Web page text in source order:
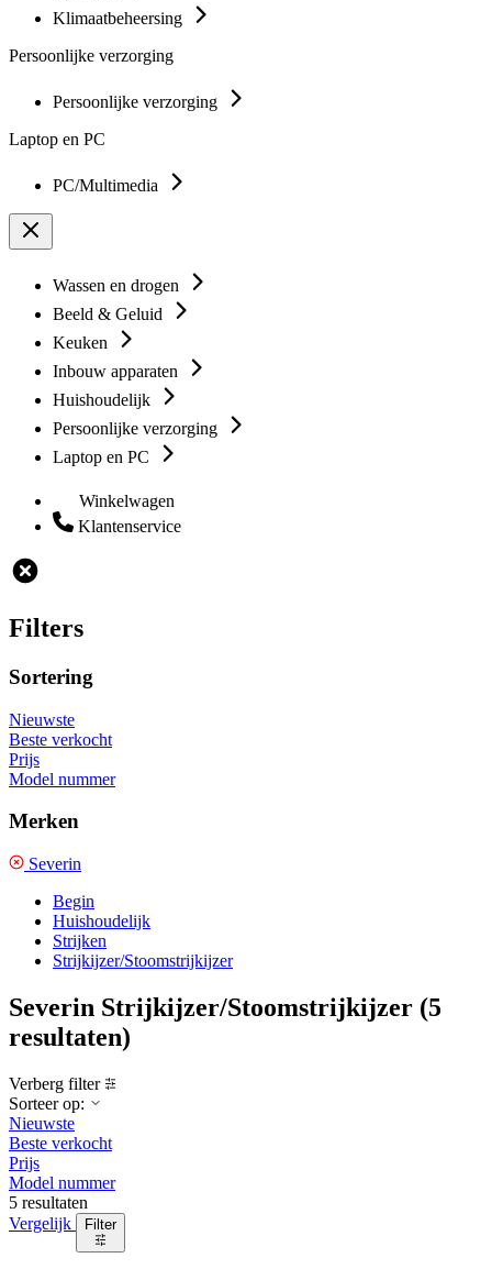
Klimaatbeheersing
Persoonlijke verzorging
Persoonlijke verzorging
Laptop en PC
PC/Multimedia
Wassen en drogen
Beeld & Geluid
Keuken
Inbouw apparaten
Huishoudelijk
Persoonlijke verzorging
Laptop en PC
Winkelwagen
Klantenservice
Filters
Sortering
Nieuwste
Beste verkocht
Prijs
Model nummer
Merken
Severin
Begin
Huishoudelijk
Strijken
Strijkijzer/Stoomstrijkijzer
Severin Strijkijzer/Stoomstrijkijzer (5
resultaten)
Verberg filter
Sorteer op:
Nieuwste
Beste verkocht
Prijs
Model nummer
5 resultaten
Vergelijk
Filter